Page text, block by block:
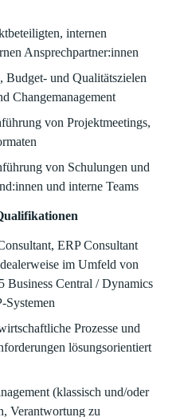
internen
Ansprechpartner:innen
Budget‑ und Qualitätszielen
Changemanagement
von Projektmeetings,
von Schulungen und
und interne Teams
ERP Consultant
im Umfeld von
Business Central / Dynamics
Systemen
Prozesse und
lösungsorientiert
(klassisch und/oder
Verantwortung zu